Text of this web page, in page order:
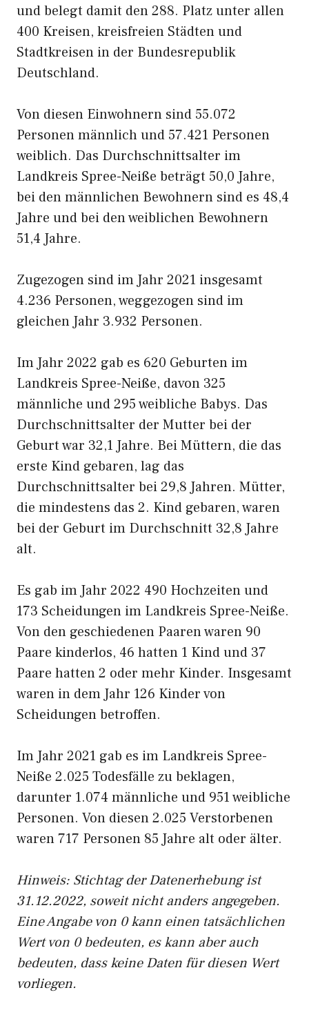
und belegt damit den 288. Platz unter allen
400 Kreisen, kreisfreien Städten und
Stadtkreisen in der Bundesrepublik
Deutschland.
Von diesen Einwohnern sind 55.072
Personen männlich und 57.421 Personen
weiblich. Das Durchschnittsalter im
Landkreis Spree-Neiße beträgt 50,0 Jahre,
bei den männlichen Bewohnern sind es 48,4
Jahre und bei den weiblichen Bewohnern
51,4 Jahre.
Zugezogen sind im Jahr 2021 insgesamt
4.236 Personen, weggezogen sind im
gleichen Jahr 3.932 Personen.
Im Jahr 2022 gab es 620 Geburten im
Landkreis Spree-Neiße, davon 325
männliche und 295 weibliche Babys. Das
Durchschnittsalter der Mutter bei der
Geburt war 32,1 Jahre. Bei Müttern, die das
erste Kind gebaren, lag das
Durchschnittsalter bei 29,8 Jahren. Mütter,
die mindestens das 2. Kind gebaren, waren
bei der Geburt im Durchschnitt 32,8 Jahre
alt.
Es gab im Jahr 2022 490 Hochzeiten und
173 Scheidungen im Landkreis Spree-Neiße.
Von den geschiedenen Paaren waren 90
Paare kinderlos, 46 hatten 1 Kind und 37
Paare hatten 2 oder mehr Kinder. Insgesamt
waren in dem Jahr 126 Kinder von
Scheidungen betroffen.
Im Jahr 2021 gab es im Landkreis Spree-
Neiße 2.025 Todesfälle zu beklagen,
darunter 1.074 männliche und 951 weibliche
Personen. Von diesen 2.025 Verstorbenen
waren 717 Personen 85 Jahre alt oder älter.
Hinweis: Stichtag der Datenerhebung ist
31.12.2022, soweit nicht anders angegeben.
Eine Angabe von 0 kann einen tatsächlichen
Wert von 0 bedeuten, es kann aber auch
bedeuten, dass keine Daten für diesen Wert
vorliegen.